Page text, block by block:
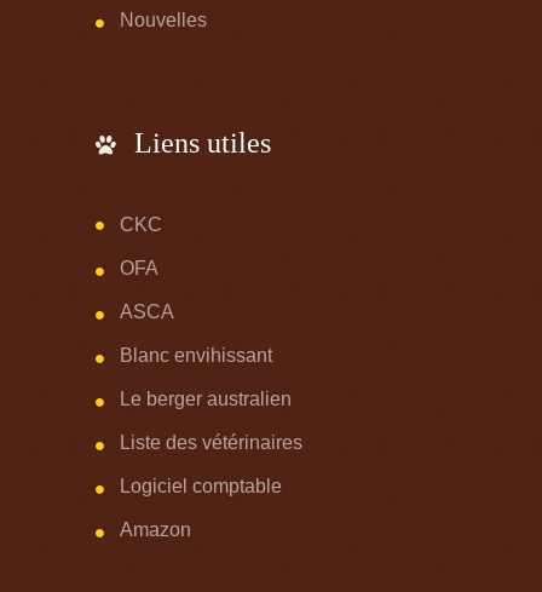
Nouvelles
Liens utiles
CKC
OFA
ASCA
Blanc envihissant
Le berger australien
Liste des vétérinaires
Logiciel comptable
Amazon